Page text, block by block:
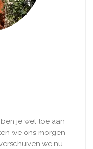
je wel toe aan
we ons morgen
we nu